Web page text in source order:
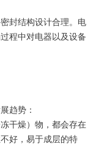
封结构设计合理。 电
程中对电器以及设备
趋势：
干燥）物，都会存在
好，易于成层的特